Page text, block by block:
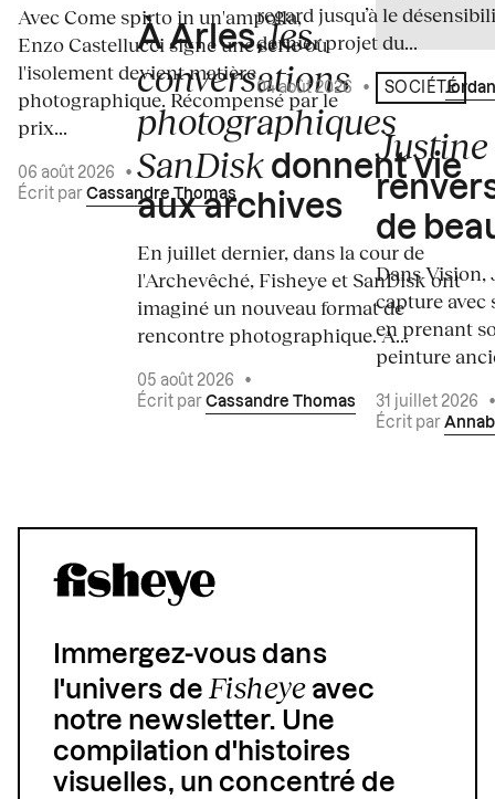
Avec Come spirto in un'ampolla,
Enzo Castellucci signe une série où
l'isolement devient matière
photographique. Récompensé par le
prix...
06 août 2026
•
Écrit par Cassandre Thomas
À Arles,les
conversations
photographiques
SanDisk donnent vie
aux archives
En juillet dernier, dans la cour de
l'Archevêché, Fisheye et SanDisk ont
imaginé un nouveau format de
rencontre photographique. À...
05 août 2026
•
Écrit par Cassandre Thomas
regard jusqu’à le
dernier projet du...
04 août 2026 • Écrit par
SOCIÉTÉ
de
Dans
capture avec
en prenant
peinture
31 juillet 2026
Écrit par
Immergez-vous dans
l'univers de Fisheyeavec
notre newsletter. Une
compilation d'histoires
visuelles, un concentré de